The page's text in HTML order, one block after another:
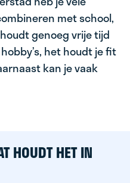
met school,
genoeg vrije tijd
het houdt je fit
kan je vaak
HOUDT HET IN